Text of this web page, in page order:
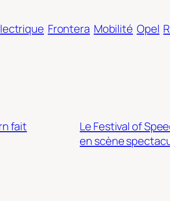
Frontera Mobilité Opel
fait
Le Festival of
en scène